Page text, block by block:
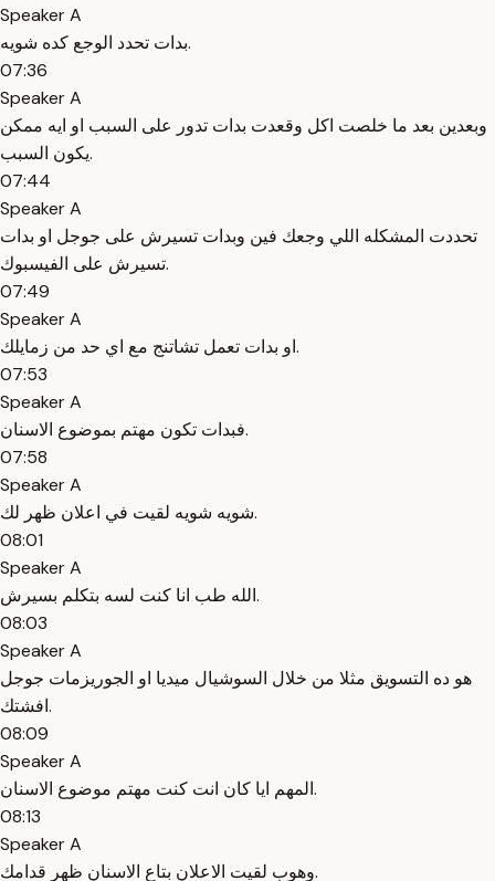
Speaker A
بدات تحدد الوجع كده شويه.
07:36
Speaker A
وبعدين بعد ما خلصت اكل وقعدت بدات تدور على السبب او ايه ممكن
يكون السبب.
07:44
Speaker A
تحددت المشكله اللي وجعك فين وبدات تسيرش على جوجل او بدات
تسيرش على الفيسبوك.
07:49
Speaker A
او بدات تعمل تشاتنج مع اي حد من زمايلك.
07:53
Speaker A
فبدات تكون مهتم بموضوع الاسنان.
07:58
Speaker A
شويه شويه لقيت في اعلان ظهر لك.
08:01
Speaker A
الله طب انا كنت لسه بتكلم بسيرش.
08:03
Speaker A
هو ده التسويق مثلا من خلال السوشيال ميديا او الجوريزمات جوجل
افشتك.
08:09
Speaker A
المهم ايا كان انت كنت مهتم موضوع الاسنان.
08:13
Speaker A
وهوب لقيت الاعلان بتاع الاسنان ظهر قدامك.